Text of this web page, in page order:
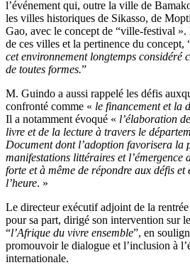
l’événement qui, outre la ville de
les villes historiques de Sikasso, de
Gao, avec le concept de “ville-festival
de ces villes et la pertinence du concept,
cet environnement longtemps considéré
de toutes formes.”
M. Guindo a aussi rappelé les défis
confronté comme « le financement et la
Il a notamment évoqué « l’élaboration
livre et de la lecture à travers le
Document dont l’adoption favorisera la
manifestations littéraires et l’émergence
forte et à même de répondre aux défis
l’heure. »
Le directeur exécutif adjoint de la
pour sa part, dirigé son intervention sur
“l’Afrique du vivre ensemble”, en
promouvoir le dialogue et l’inclusion à
internationale.